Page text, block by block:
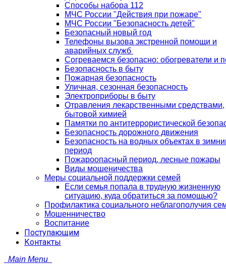
Способы набора 112
МЧС России "Действия при пожаре"
МЧС России "Безопасность детей"
Безопасный новый год
Телефоны вызова экстренной помощи и
аварийных служб
Согреваемся безопасно: обогреватели и
Безопасность в быту
Пожарная безопасность
Уличная, сезонная безопасность
Электроприборы в быту
Отравления лекарственными средствами,
бытовой химией
Памятки по антитеррористической
Безопасность дорожного движения
Безопасность на водных объектах в
период
Пожароопасный период, лесные пожары
Виды мошеничества
Меры социальной поддержки семей
Если семья попала в трудную жизненную
ситуацию, куда обратиться за помощью?
Профилактика социального неблагополучия
Мошенничество
Воспитание
Поступающим
Контакты
Main Menu